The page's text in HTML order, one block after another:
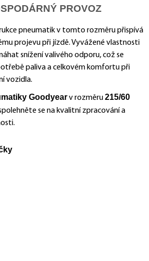
PROVOZ
pneumatik v tomto rozměru přispívá
projevu při jízdě. Vyvážené vlastnosti
snížení valivého odporu, což se
paliva a celkovém komfortu při
vozidla.
Goodyearv rozměru215/60
se na kvalitní zpracování a